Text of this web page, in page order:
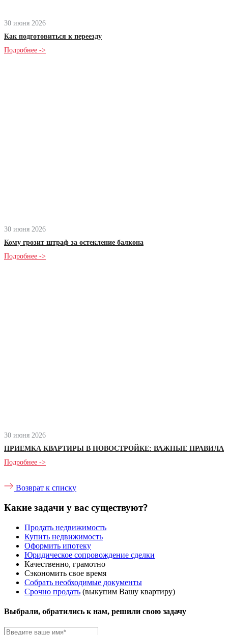
30 июня 2026
Как подготовиться к переезду
Подробнее ->
30 июня 2026
Кому грозит штраф за остекление балкона
Подробнее ->
30 июня 2026
ПРИЕМКА КВАРТИРЫ В НОВОСТРОЙКЕ: ВАЖНЫЕ ПРАВИЛА
Подробнее ->
Возврат к списку
Какие задачи у вас существуют?
Продать недвижимость
Купить недвижимость
Оформить ипотеку
Юридическое сопровождение сделки
Качественно, грамотно
Сэкономить свое время
Собрать необходимые документы
Срочно продать (выкупим Вашу квартиру)
Выбрали, обратились к нам, решили свою задачу